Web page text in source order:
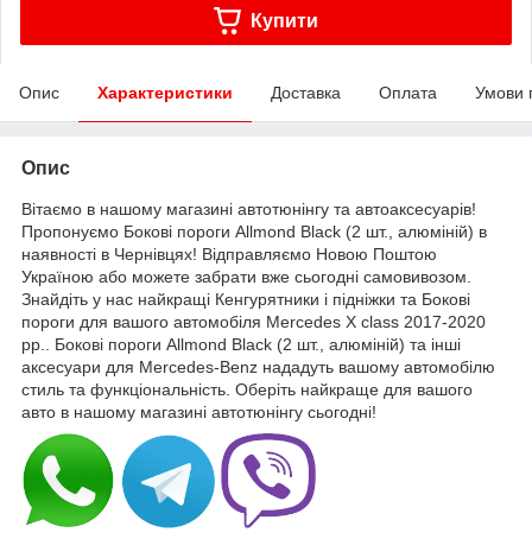
Купити
Опис Характеристики Доставка Оплата Умови
Опис
Вітаємо в нашому магазині автотюнінгу та автоаксесуарів!
Пропонуємо Бокові пороги Allmond Black (2 шт., алюміній) в
наявності в Чернівцях! Відправляємо Новою Поштою
Україною або можете забрати вже сьогодні самовивозом.
Знайдіть у нас найкращі Кенгурятники і підніжки та Бокові
пороги для вашого автомобіля Mercedes X class 2017-2020
рр.. Бокові пороги Allmond Black (2 шт., алюміній) та інші
аксесуари для Mercedes-Benz нададуть вашому автомобілю
стиль та функціональність. Оберіть найкраще для вашого
авто в нашому магазині автотюнінгу сьогодні!